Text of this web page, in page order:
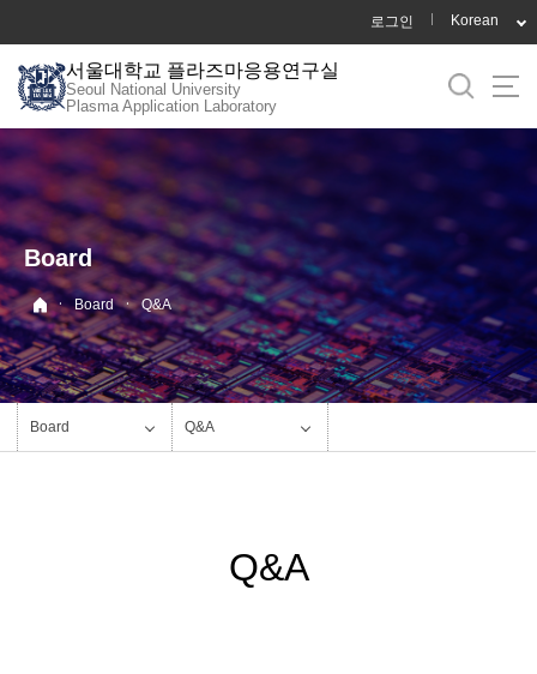
로
메
뉴
로그인 Korean
서울대학교 플라즈마응용연구실
Seoul National University
Plasma Application Laboratory
Board
· Board · Q&A
Board Q&A
Q&A